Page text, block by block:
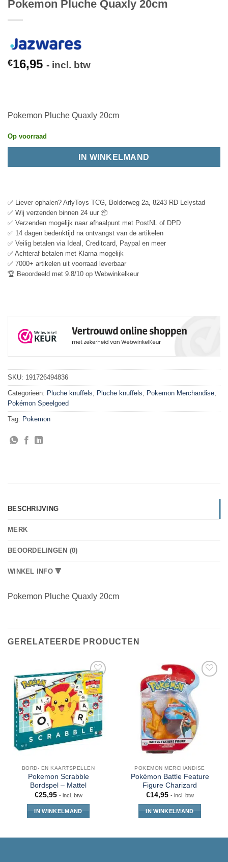
Pokemon Pluche Quaxly 20cm
€16,95 - incl. btw
Pokemon Pluche Quaxly 20cm
Op voorraad
IN WINKELMAND
✅ Liever ophalen? ArlyToys TCG, Bolderweg 2a, 8243 RD Lelystad
✅ Wij verzenden binnen 24 uur 📦
✅ Verzenden mogelijk naar afhaalpunt met PostNL of DPD
✅ 14 dagen bedenktijd na ontvangst van de artikelen
✅ Veilig betalen via Ideal, Creditcard, Paypal en meer
✅ Achteraf betalen met Klarna mogelijk
✅ 7000+ artikelen uit voorraad leverbaar
🏆 Beoordeeld met 9.8/10 op Webwinkelkeur
SKU: 191726494836
Categorieën: Pluche knuffels, Pluche knuffels, Pokemon Merchandise,
Pokémon Speelgoed
Tag: Pokemon
BESCHRIJVING
MERK
BEOORDELINGEN (0)
WINKEL INFO 🔻
Pokemon Pluche Quaxly 20cm
GERELATEERDE PRODUCTEN
BORD- EN KAARTSPELLEN
Pokemon Scrabble
Bordspel – Mattel
€25,95 - incl. btw
IN WINKELMAND
POKEMON MERCHANDISE
Pokémon Battle Feature
Figure Charizard
€14,95 - incl. btw
IN WINKELMAND